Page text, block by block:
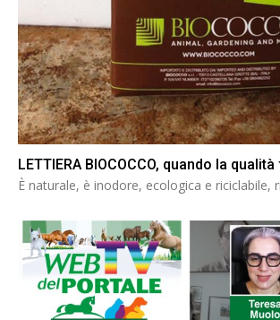
LETTIERA BIOCOCCO, quando la
È naturale, è inodore, ecologica e riciclabile,